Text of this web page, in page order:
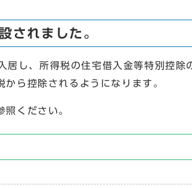
されました。
、所得税の住宅借入金等特別控除
ら控除されるようになります。
照ください。